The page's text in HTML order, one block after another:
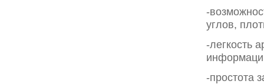
-
углов,
-легкость
-простота